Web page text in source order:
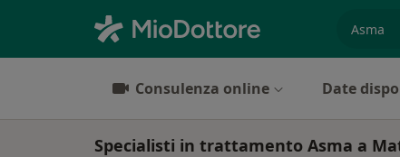
Consulenza online Date
Specialisti in trattamento Asma a